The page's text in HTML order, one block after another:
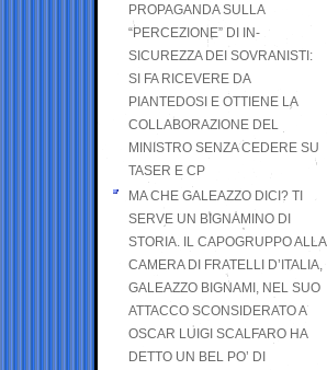
PROPAGANDA SULLA
“PERCEZIONE” DI IN-
SICUREZZA DEI SOVRANISTI:
SI FA RICEVERE DA
PIANTEDOSI E OTTIENE LA
COLLABORAZIONE DEL
MINISTRO SENZA CEDERE SU
TASER E CP
MA CHE GALEAZZO DICI? TI
SERVE UN BIGNAMINO DI
STORIA. IL CAPOGRUPPO ALLA
CAMERA DI FRATELLI D’ITALIA,
GALEAZZO BIGNAMI, NEL SUO
ATTACCO SCONSIDERATO A
OSCAR LUIGI SCALFARO HA
DETTO UN BEL PO’ DI